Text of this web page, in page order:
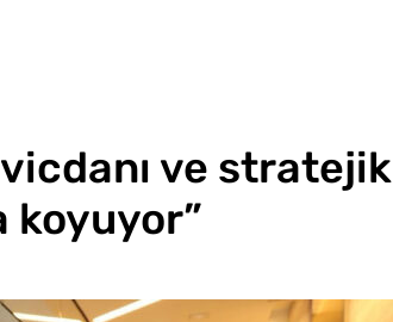
ve stratejik
koyuyor”